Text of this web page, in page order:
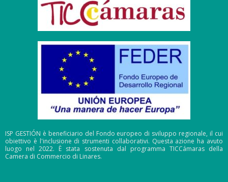
ISP GESTIÓN è beneficiario del Fondo europeo di sviluppo regionale, il cui
obiettivo è l'inclusione di strumenti collaborativi. Questa azione ha avuto
luogo nel 2022. È stata sostenuta dal programma TICCámaras della
Camera di Commercio di Linares.